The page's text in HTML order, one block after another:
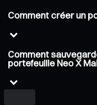
Comment créer un
Comment
portefeuille Neo X